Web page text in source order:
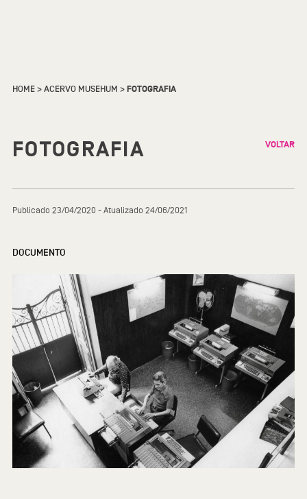
HOME>ACERVO MUSEHUM >FOTOGRAFIA
FOTOGRAFIA VOLTAR
Publicado 23/04/2020 - Atualizado 24/06/2021
DOCUMENTO